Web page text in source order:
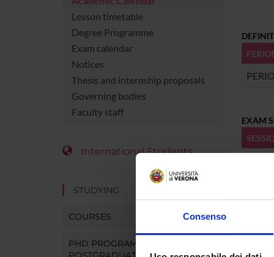
Consenso
Lesson timetable
Degree Programme
Exam calendar
Notices
Thesis and internship proposals
Governing bodies
Faculty staff
International Students
STUDYING
COURSES
PHD PROGRAMMES AND
EXAM